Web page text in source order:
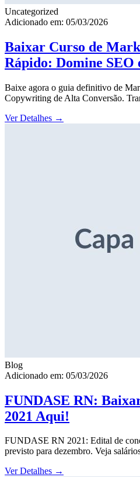
Uncategorized
Adicionado em: 05/03/2026
Baixar Curso de
Rápido: Domine
Baixe agora o guia definitivo de
Copywriting de Alta Conversão.
Ver Detalhes →
Blog
Adicionado em: 05/03/2026
FUNDASE RN:
2021 Aqui!
FUNDASE RN 2021: Edital de
previsto para dezembro. Veja
Ver Detalhes →